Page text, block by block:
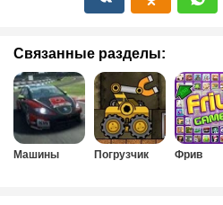
Связанные разделы:
Машины Погрузчик Фрив